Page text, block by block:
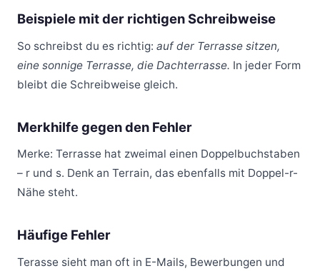
Beispiele mit der richtigen Schreibweise
So schreibst du es richtig: auf der Terrasse sitzen,
eine sonnige Terrasse, die Dachterrasse. In jeder Form
bleibt die Schreibweise gleich.
Merkhilfe gegen den Fehler
Merke: Terrasse hat zweimal einen Doppelbuchstaben
– r und s. Denk an Terrain, das ebenfalls mit Doppel-r-
Nähe steht.
Häufige Fehler
Terasse sieht man oft in E-Mails, Bewerbungen und